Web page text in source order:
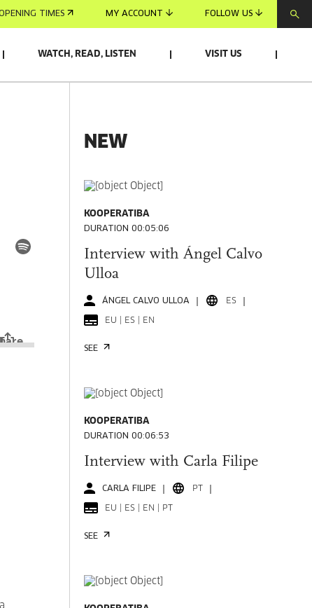
TIMES MY ACCOUNT FOLLOW US
WATCH, READ, LISTEN VISIT US
NEW
KOOPERATIBA
DURATION 00:05:06
Interview with Ángel Calvo
Ulloa
ÁNGEL CALVO ULLOA ES
EU | ES | EN
SEE
KOOPERATIBA
DURATION 00:06:53
Interview with Carla Filipe
CARLA FILIPE PT
EU | ES | EN | PT
SEE